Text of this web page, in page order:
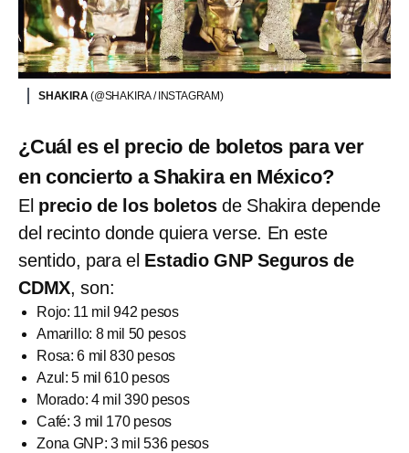
SHAKIRA(@SHAKIRA / INSTAGRAM)
¿Cuál es el precio de boletos para ver
en concierto a Shakira en México?
El precio de los boletos de Shakira depende
del recinto donde quiera verse. En este
sentido, para el Estadio GNP Seguros de
CDMX, son:
Rojo: 11 mil 942 pesos
Amarillo: 8 mil 50 pesos
Rosa: 6 mil 830 pesos
Azul: 5 mil 610 pesos
Morado: 4 mil 390 pesos
Café: 3 mil 170 pesos
Zona GNP: 3 mil 536 pesos